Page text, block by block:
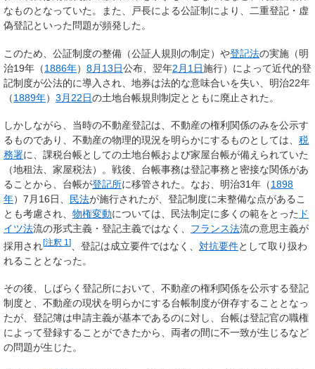
なものとなっていた。また、戸長による公証制により、二重登記・虚
偽登記といった問題が頻発した。
このため、公証制度の整備（公証人規則の制定）や登記法の実施（明
治19年（1886年） 8月13日公布、翌年2月1日施行）によって近代的登
記制度が公法的に導入され、地券は法的な意味合いを失い、明治22年
（1889年） 3月22日の土地台帳規則制定とともに廃止された。
しかしながら、当時の不動産登記は、不動産の権利関係のみを公示す
るものであり、不動産の物理的現況を明らかにするものとしては、 税
務署に、課税台帳としての土地台帳および家屋台帳が備えられていた
（地租法、家屋税法）。戦後、台帳事務は登記事務と密接な関係があ
ることから、台帳が登記所に移管された。なお、明治31年（1898
年）7月16日、 民法が施行されたが、登記制度に未整備な点があるこ
とも考慮され、 物権変動については、民法制定に多くの範をとった ド
イツ法流の形式主義・登記主義ではなく、 フランス法流の意思主義が
採用され[注釈 1 ] 、登記は成立要件ではなく、 対抗要件として取り扱わ
れることとなった。
その後、しばらく登記所において、不動産の権利関係を公示する登記
制度と、不動産の現状を明らかにする台帳制度が併存することとなっ
たが、登記簿は申請主義が基本であるのに対し、台帳は登記官の職権
によって登録することができたから、両者の間に不一致が生じるなど
の問題が生じた。